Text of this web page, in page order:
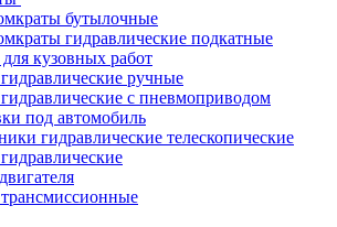
бутылочные
гидравлические подкатные
кузовных работ
ручные
с пневмоприводом
под автомобиль
гидравлические телескопические